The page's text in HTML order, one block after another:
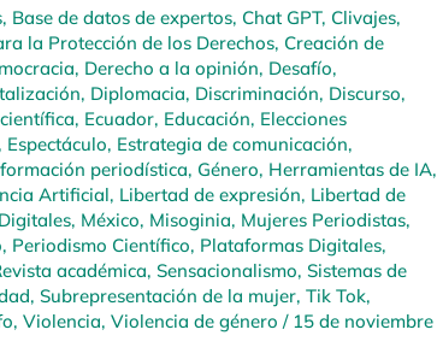
, Base de datos de expertos, Chat GPT, Clivajes,
la Protección de los Derechos, Creación de
, Derecho a la opinión, Desafío,
, Diplomacia, Discriminación, Discurso,
, Ecuador, Educación, Elecciones
, Espectáculo, Estrategia de comunicación,
periodística, Género, Herramientas de IA,
Artificial, Libertad de expresión, Libertad de
, México, Misoginia, Mujeres Periodistas,
, Periodismo Científico, Plataformas Digitales,
académica, Sensacionalismo, Sistemas de
, Subrepresentación de la mujer, Tik Tok,
, Violencia, Violencia de género / 15 de noviembre